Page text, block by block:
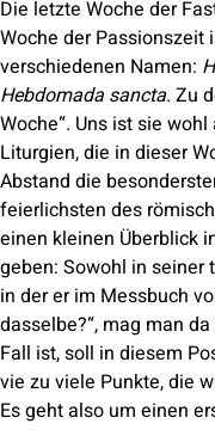
Die letzte Woche der
Woche der Passionszeit
verschiedenen Namen:
Hebdomada sancta. Zu
Woche“. Uns ist sie
Liturgien, die in dieser
Abstand die
feierlichsten des
einen kleinen Überblick
geben: Sowohl in seiner
in der er im Messbuch
dasselbe?“, mag man
Fall ist, soll in diesem
vie zu viele Punkte, die
Es geht also um einen